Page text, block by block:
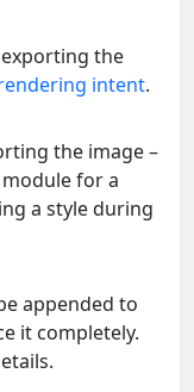
the
intent.
the image –
module for a
a style during
appended to
it completely.